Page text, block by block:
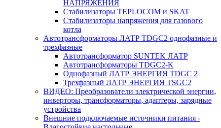
НАПРЯЖЕНИЯ
Стабилизаторы TEPLOCOM и SKAT
Стабилизаторы напряжения для газового
котла
Автотрансформаторы ЛАТР TDGC2 однофазные и
трехфазные
Автотрансформатор SUNTEK ЛАТР
Автотрансформаторы TDGC2-K
Однофазный ЛАТР ЭНЕРГИЯ TDGC 2
Трехфазный ЛАТР ЭНЕРГИЯ TSGC2
ВИДЕО: Преобразователи электрической энергии,
инверторы, трансформаторы, адаптеры, зарядные
устройства
Внешние подключаемые источники питания -